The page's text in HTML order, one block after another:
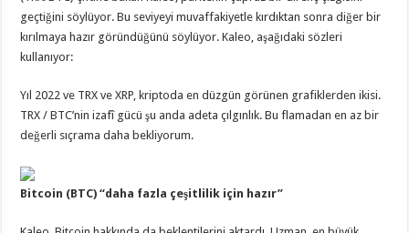
geçtiğini söylüyor. Bu seviyeyi muvaffakiyetle kırdıktan sonra diğer bir
kırılmaya hazır göründüğünü söylüyor. Kaleo, aşağıdaki sözleri
kullanıyor:
Yıl 2022 ve TRX ve XRP, kriptoda en düzgün görünen grafiklerden ikisi.
TRX / BTC’nin izafî gücü şu anda adeta çılgınlık. Bu flamadan en az bir
değerli sıçrama daha bekliyorum.
Bitcoin (BTC) “daha fazla çeşitlilik için hazır”